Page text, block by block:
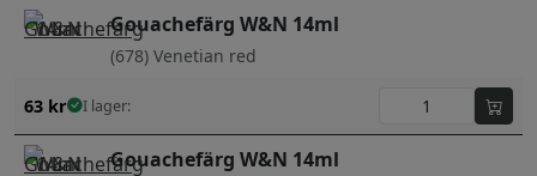
Gouachefärg W&N 14ml
(678) Venetian red
63 kr I lager:
Gouachefärg W&N 14ml